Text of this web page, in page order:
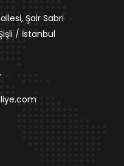
Şair Sabri
/ İstanbul